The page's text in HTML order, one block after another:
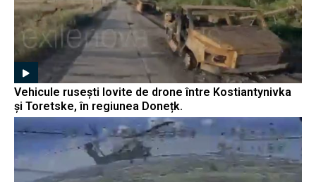
Vehicule rusești lovite de drone între Kostiantynivka
și Toretske, în regiunea Donețk.